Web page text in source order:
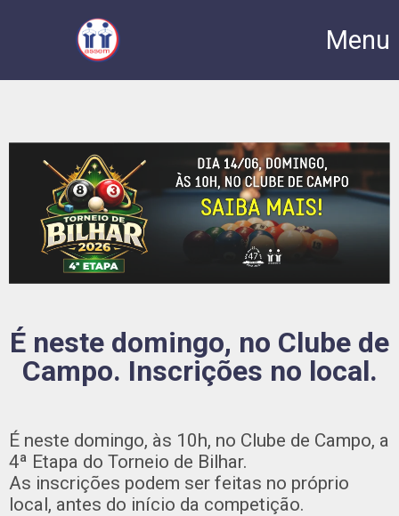
Menu
É neste domingo, no Clube de
Campo. Inscrições no local.
É neste domingo, às 10h, no Clube de Campo, a
4ª Etapa do Torneio de Bilhar.
As inscrições podem ser feitas no próprio
local, antes do início da competição.